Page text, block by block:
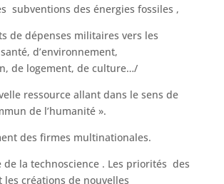
subventions des énergies fossiles ,
de dépenses militaires vers les
d’environnement,
de logement, de culture…/
ressource allant dans le sens de
de l’humanité ».
des firmes multinationales.
de la technoscience . Les priorités des
les créations de nouvelles